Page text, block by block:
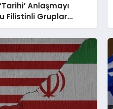
Anlaşmayı
Filistinli Gruplar